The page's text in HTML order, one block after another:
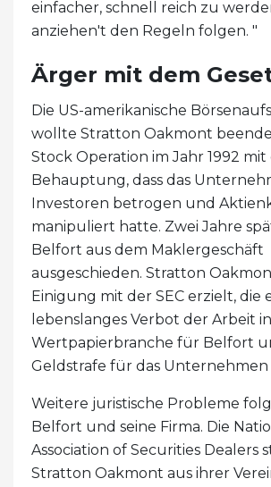
einfacher, schnell reich zu
anziehen't den Regeln folgen. "
Ärger mit dem
Die US-amerikanische
wollte Stratton Oakmont
Stock Operation im Jahr 1992 mit
Behauptung, dass das
Investoren betrogen und
manipuliert hatte. Zwei Jahre
Belfort aus dem Maklergeschäft
ausgeschieden. Stratton
Einigung mit der SEC erzielt, die
lebenslanges Verbot der Arbeit
Wertpapierbranche für Belfort
Geldstrafe für das
Weitere juristische Probleme
Belfort und seine Firma. Die
Association of Securities Dealers
Stratton Oakmont aus ihrer